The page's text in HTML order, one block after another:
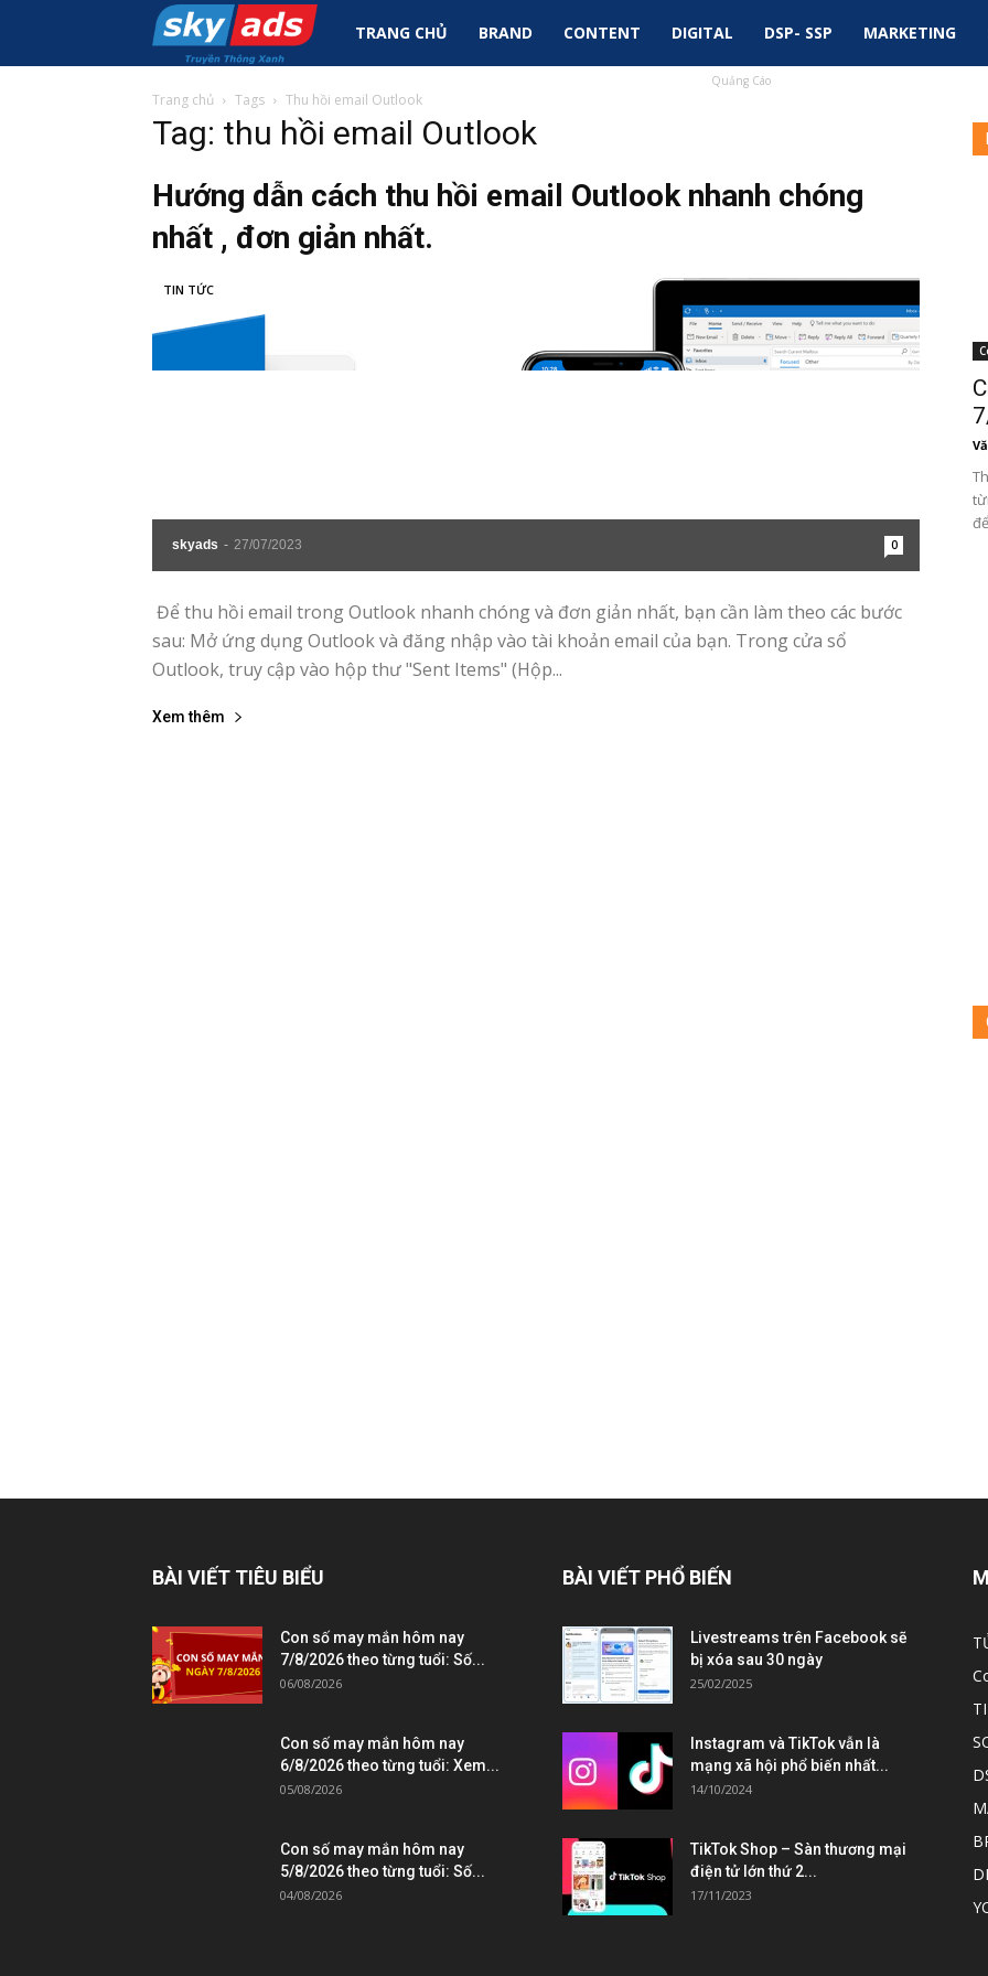
Sky
Ads
Tin
TRANG CHỦ BRAND CONTENT DIGITAL DSP- SSP MARKETING
Quảng Cáo
Trang chủ Tags Thu hồi email Outlook
Tag: thu hồi email Outlook
Hướng dẫn cách thu hồi email Outlook nhanh chóng
nhất , đơn giản nhất.
skyads - 27/07/2023 0
TIN TỨC
Để thu hồi email trong Outlook nhanh chóng và đơn giản nhất, bạn cần làm theo các bước
sau: Mở ứng dụng Outlook và đăng nhập vào tài khoản email của bạn. Trong cửa sổ
Outlook, truy cập vào hộp thư "Sent Items" (Hộp...
Xem thêm
BÀI VIẾT TIÊU BIỂU
Con số may mắn hôm nay
7/8/2026 theo từng tuổi: Số...
06/08/2026
Con số may mắn hôm nay
6/8/2026 theo từng tuổi: Xem...
05/08/2026
Con số may mắn hôm nay
5/8/2026 theo từng tuổi: Số...
04/08/2026
BÀI VIẾT PHỔ BIẾN
Livestreams trên Facebook sẽ
bị xóa sau 30 ngày
25/02/2025
Instagram và TikTok vẫn là
mạng xã hội phổ biến nhất...
14/10/2024
TikTok Shop – Sàn thương mại
điện tử lớn thứ 2...
17/11/2023